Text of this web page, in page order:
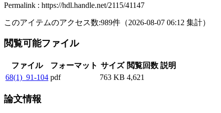
Permalink : https://hdl.handle.net/2115/41147
このアイテムのアクセス数:989件 （2026-08-07 06:12 集計）
閲覧可能ファイル
ファイル フォーマット サイズ 閲覧回数 説明
68(1)_91-104 pdf 763 KB 4,621
論文情報